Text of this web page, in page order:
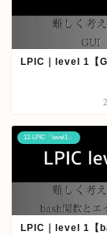
LPIC｜level 1【
12-LPIC「level1」
LPIC｜level 1【